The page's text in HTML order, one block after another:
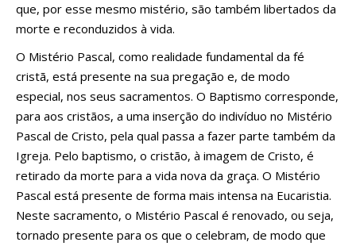
que, por esse mesmo mistério, são também libertados da
morte e reconduzidos à vida.
O Mistério Pascal, como realidade fundamental da fé
cristã, está presente na sua pregação e, de modo
especial, nos seus sacramentos. O Baptismo corresponde,
para aos cristãos, a uma inserção do indivíduo no Mistério
Pascal de Cristo, pela qual passa a fazer parte também da
Igreja. Pelo baptismo, o cristão, à imagem de Cristo, é
retirado da morte para a vida nova da graça. O Mistério
Pascal está presente de forma mais intensa na Eucaristia.
Neste sacramento, o Mistério Pascal é renovado, ou seja,
tornado presente para os que o celebram, de modo que